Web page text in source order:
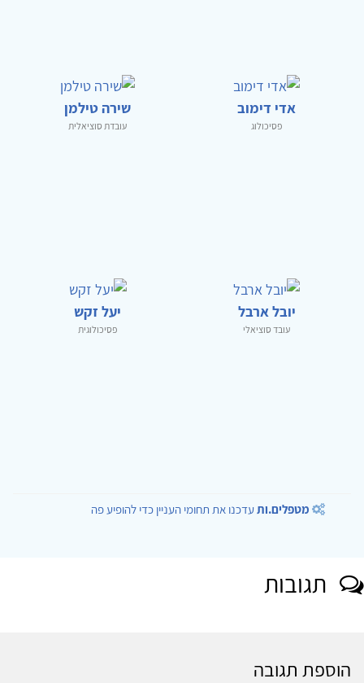
אדי דימוב
פסיכולוג
שירה טילמן
עובדת סוציאלית
יובל ארבל
עובד סוציאלי
יעל זקש
פסיכולוגית
מטפלים.ותעדכנו את תחומי העניין כדי להופיע פה
תגובות
הוספת תגובה